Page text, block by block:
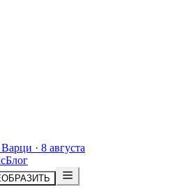
· 8 августа
Блог